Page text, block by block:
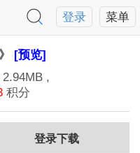
菜单
登录
》 [预览]
2.94MB ,
积分
登录下载